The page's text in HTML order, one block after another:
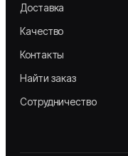
Доставка
Качество
Контакты
Найти заказ
Сотрудничество